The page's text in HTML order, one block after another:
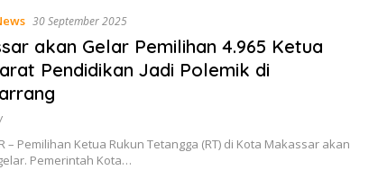
30 September 2025
akan Gelar Pemilihan 4.965 Ketua
Pendidikan Jadi Polemik di
– Pemilihan Ketua Rukun Tetangga (RT) di Kota Makassar akan
Pemerintah Kota…